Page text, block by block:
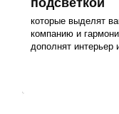
подсветкой
которые выделят
компанию и
дополнят интерьер